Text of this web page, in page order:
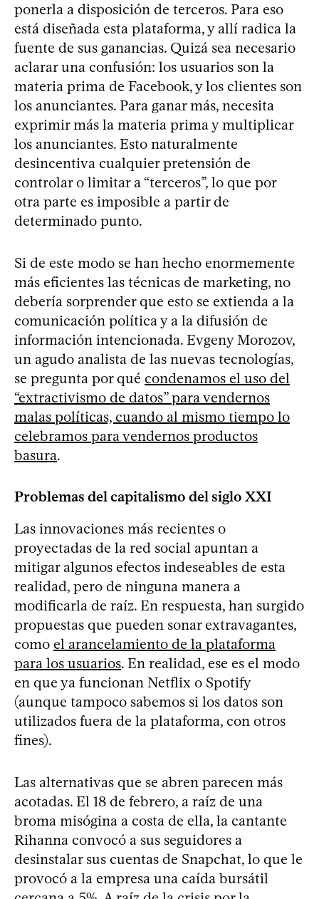
ponerla a disposición de terceros. Para eso
está diseñada esta plataforma, y allí radica la
fuente de sus ganancias. Quizá sea necesario
aclarar una confusión: los usuarios son la
materia prima de Facebook, y los clientes son
los anunciantes. Para ganar más, necesita
exprimir más la materia prima y multiplicar
los anunciantes. Esto naturalmente
desincentiva cualquier pretensión de
controlar o limitar a “terceros”, lo que por
otra parte es imposible a partir de
determinado punto.
Si de este modo se han hecho enormemente
más eficientes las técnicas de marketing, no
debería sorprender que esto se extienda a la
comunicación política y a la difusión de
información intencionada. Evgeny Morozov,
un agudo analista de las nuevas tecnologías,
se pregunta por qué condenamos el uso del
“extractivismo de datos” para vendernos
malas políticas, cuando al mismo tiempo lo
celebramos para vendernos productos
basura.
Problemas del capitalismo del siglo XXI
Las innovaciones más recientes o
proyectadas de la red social apuntan a
mitigar algunos efectos indeseables de esta
realidad, pero de ninguna manera a
modificarla de raíz. En respuesta, han surgido
propuestas que pueden sonar extravagantes,
como el arancelamiento de la plataforma
para los usuarios. En realidad, ese es el modo
en que ya funcionan Netflix o Spotify
(aunque tampoco sabemos si los datos son
utilizados fuera de la plataforma, con otros
fines).
Las alternativas que se abren parecen más
acotadas. El 18 de febrero, a raíz de una
broma misógina a costa de ella, la cantante
Rihanna convocó a sus seguidores a
desinstalar sus cuentas de Snapchat, lo que le
provocó a la empresa una caída bursátil